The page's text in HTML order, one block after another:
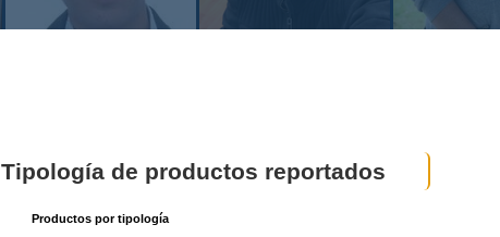
Tipología de productos reportados
Productos por tipología